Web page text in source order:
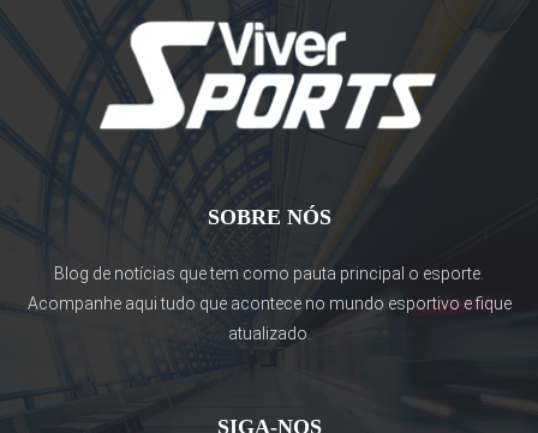
SOBRE NÓS
Blog de notícias que tem como pauta principal o esporte.
Acompanhe aqui tudo que acontece no mundo esportivo e fique
atualizado.
SIGA-NOS